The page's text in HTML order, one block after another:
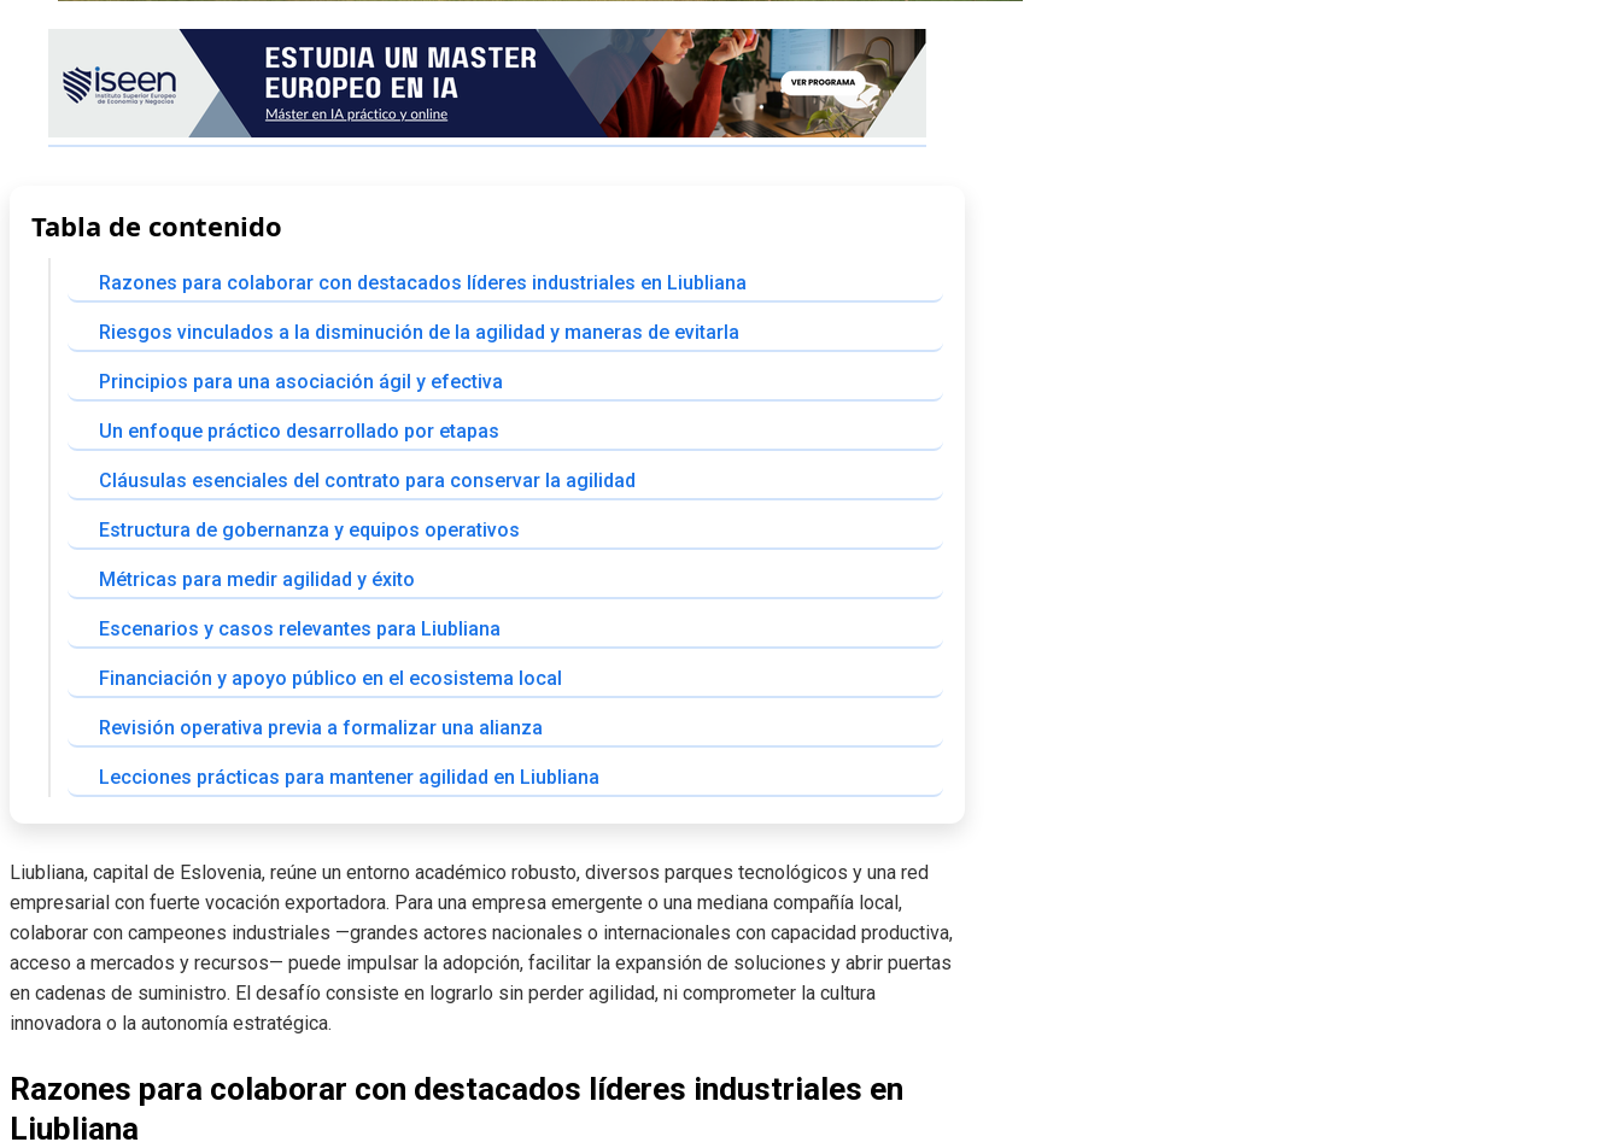
Tabla de contenido
Razones para colaborar con destacados líderes industriales en Liubliana
Riesgos vinculados a la disminución de la agilidad y maneras de evitarla
Principios para una asociación ágil y efectiva
Un enfoque práctico desarrollado por etapas
Cláusulas esenciales del contrato para conservar la agilidad
Estructura de gobernanza y equipos operativos
Métricas para medir agilidad y éxito
Escenarios y casos relevantes para Liubliana
Financiación y apoyo público en el ecosistema local
Revisión operativa previa a formalizar una alianza
Lecciones prácticas para mantener agilidad en Liubliana
Liubliana, capital de Eslovenia, reúne un entorno académico robusto, diversos parques tecnológicos y una red
empresarial con fuerte vocación exportadora. Para una empresa emergente o una mediana compañía local,
colaborar con campeones industriales —grandes actores nacionales o internacionales con capacidad productiva,
acceso a mercados y recursos— puede impulsar la adopción, facilitar la expansión de soluciones y abrir puertas
en cadenas de suministro. El desafío consiste en lograrlo sin perder agilidad, ni comprometer la cultura
innovadora o la autonomía estratégica.
Razones para colaborar con destacados líderes industriales en
Liubliana